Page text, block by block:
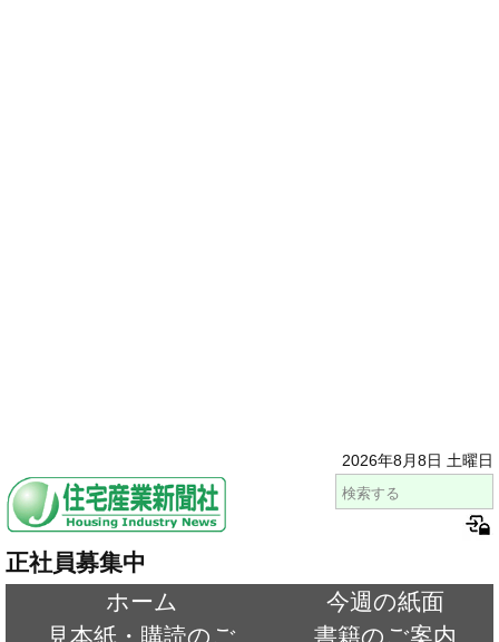
2026年8月8日 土曜日
正社員募集中
ホーム
今週の紙面
見本紙・購読のご
書籍のご案内